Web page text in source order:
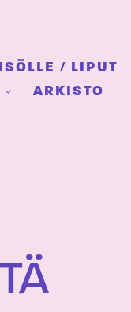
/ LIPUT
ARKISTO